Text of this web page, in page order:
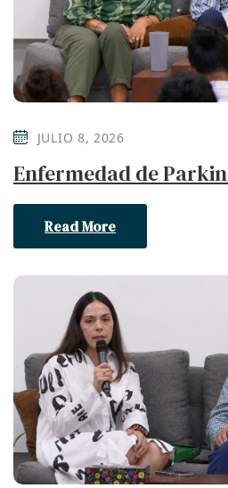
JULIO 8, 2026
Enfermedad de
Read More